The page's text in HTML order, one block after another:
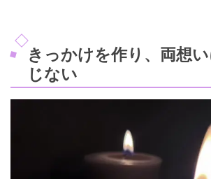
きっかけを作り、両想
じない